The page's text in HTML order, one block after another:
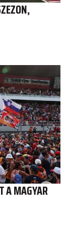
A MAGYAR